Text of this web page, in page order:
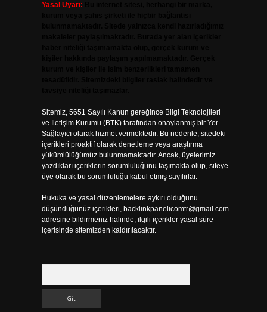
Yasal Uyarı:
Sitemiz, 5651 Sayılı Kanun gereğince Bilgi Teknolojileri
ve İletişim Kurumu (BTK) tarafından onaylanmış bir Yer
Sağlayıcı olarak hizmet vermektedir. Bu nedenle, sitedeki
içerikleri proaktif olarak denetleme veya araştırma
yükümlülüğümüz bulunmamaktadır. Ancak, üyelerimiz
yazdıkları içeriklerin sorumluluğunu taşımakta olup, siteye
üye olarak bu sorumluluğu kabul etmiş sayılırlar.
Hukuka ve yasal düzenlemelere aykırı olduğunu
düşündüğünüz içerikleri, backlinkpanelicomtr@gmail.com
adresine bildirmeniz halinde, ilgili içerikler yasal süre
içerisinde sitemizden kaldırılacaktır.